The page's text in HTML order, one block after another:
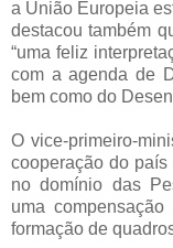
a União Europeia
destacou também
“uma feliz
com a agenda de
bem como do
O vice-primeiro-
cooperação do
no domínio das
uma
formação de